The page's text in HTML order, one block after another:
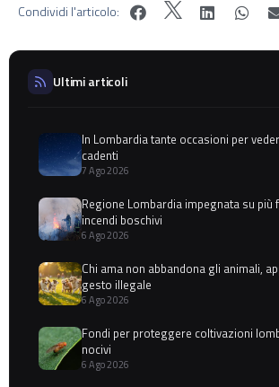
Condividi l'articolo:
Ultimi articoli
In Lombardia tante occasioni per
cadenti
7 Ago 2026
Regione Lombardia impegnata su più
incendi boschivi
6 Ago 2026
Chi ama non abbandona gli animali,
gesto illegale
6 Ago 2026
Fondi per proteggere coltivazioni
nocivi
6 Ago 2026